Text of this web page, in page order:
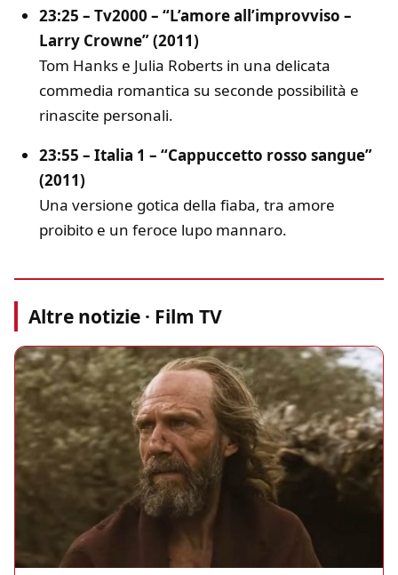
23:25 – Tv2000 – “L’amore all’improvviso –
Larry Crowne” (2011)
Tom Hanks e Julia Roberts in una delicata
commedia romantica su seconde possibilità e
rinascite personali.
23:55 – Italia 1 – “Cappuccetto rosso sangue”
(2011)
Una versione gotica della fiaba, tra amore
proibito e un feroce lupo mannaro.
Altre notizie · Film TV